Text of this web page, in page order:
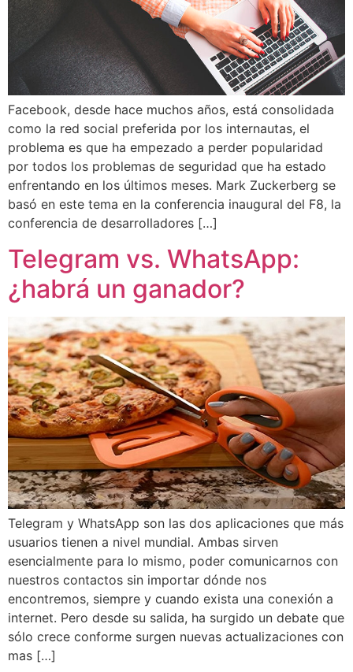
Facebook, desde hace muchos años, está consolidada
como la red social preferida por los internautas, el
problema es que ha empezado a perder popularidad
por todos los problemas de seguridad que ha estado
enfrentando en los últimos meses. Mark Zuckerberg se
basó en este tema en la conferencia inaugural del F8, la
conferencia de desarrolladores […]
Telegram vs. WhatsApp:
¿habrá un ganador?
Telegram y WhatsApp son las dos aplicaciones que más
usuarios tienen a nivel mundial. Ambas sirven
esencialmente para lo mismo, poder comunicarnos con
nuestros contactos sin importar dónde nos
encontremos, siempre y cuando exista una conexión a
internet. Pero desde su salida, ha surgido un debate que
sólo crece conforme surgen nuevas actualizaciones con
mas […]